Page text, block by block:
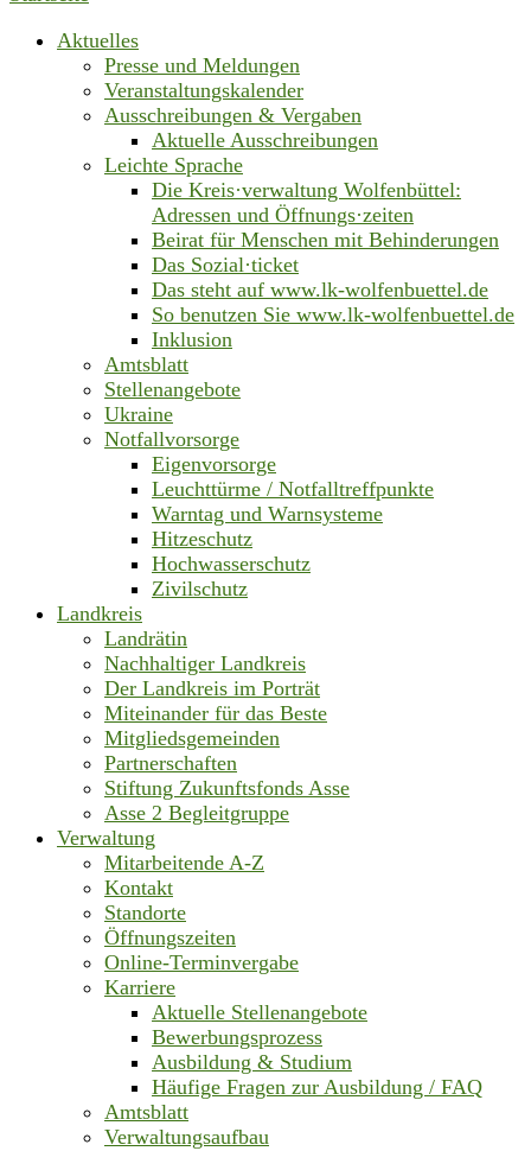
Aktuelles
Presse und Meldungen
Veranstaltungskalender
Ausschreibungen & Vergaben
Aktuelle Ausschreibungen
Leichte Sprache
Die Kreis·verwaltung Wolfenbüttel:
Adressen und Öffnungs·zeiten
Beirat für Menschen mit Behinderungen
Das Sozial·ticket
Das steht auf www.lk-wolfenbuettel.de
So benutzen Sie www.lk-wolfenbuettel.de
Inklusion
Amtsblatt
Stellenangebote
Ukraine
Notfallvorsorge
Eigenvorsorge
Leuchttürme / Notfalltreffpunkte
Warntag und Warnsysteme
Hitzeschutz
Hochwasserschutz
Zivilschutz
Landkreis
Landrätin
Nachhaltiger Landkreis
Der Landkreis im Porträt
Miteinander für das Beste
Mitgliedsgemeinden
Partnerschaften
Stiftung Zukunftsfonds Asse
Asse 2 Begleitgruppe
Verwaltung
Mitarbeitende A-Z
Kontakt
Standorte
Öffnungszeiten
Online-Terminvergabe
Karriere
Aktuelle Stellenangebote
Bewerbungsprozess
Ausbildung & Studium
Häufige Fragen zur Ausbildung / FAQ
Amtsblatt
Verwaltungsaufbau